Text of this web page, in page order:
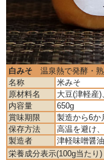
白みそ 温泉熱で発酵・
名称
米みそ
原材料名
大豆(津軽産
内容量
650g
賞味期限
製造から6か
保存方法
高温を避け
製造者
津軽味噌醤
栄養成分表示(100g当たり)